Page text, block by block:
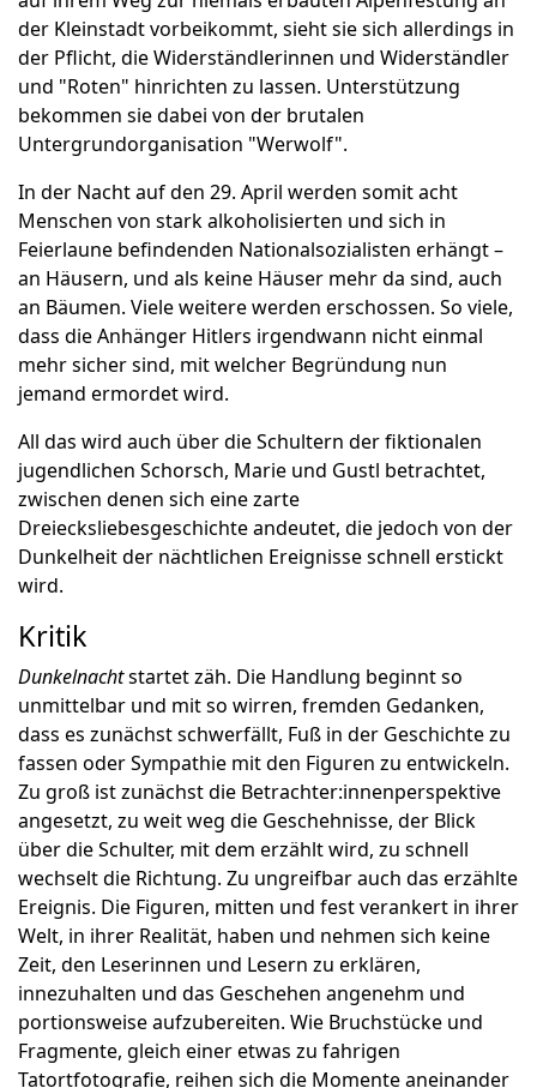
der Kleinstadt vorbeikommt, sieht sie sich allerdings in
der Pflicht, die Widerständlerinnen und Widerständler
und "Roten" hinrichten zu lassen. Unterstützung
bekommen sie dabei von der brutalen
Untergrundorganisation "Werwolf".
In der Nacht auf den 29. April werden somit acht
Menschen von stark alkoholisierten und sich in
Feierlaune befindenden Nationalsozialisten erhängt –
an Häusern, und als keine Häuser mehr da sind, auch
an Bäumen. Viele weitere werden erschossen. So viele,
dass die Anhänger Hitlers irgendwann nicht einmal
mehr sicher sind, mit welcher Begründung nun
jemand ermordet wird.
All das wird auch über die Schultern der fiktionalen
jugendlichen Schorsch, Marie und Gustl betrachtet,
zwischen denen sich eine zarte
Dreiecksliebesgeschichte andeutet, die jedoch von der
Dunkelheit der nächtlichen Ereignisse schnell erstickt
wird.
Kritik
Dunkelnachtstartet zäh. Die Handlung beginnt so
unmittelbar und mit so wirren, fremden Gedanken,
dass es zunächst schwerfällt, Fuß in der Geschichte zu
fassen oder Sympathie mit den Figuren zu entwickeln.
Zu groß ist zunächst die Betrachter:innenperspektive
angesetzt, zu weit weg die Geschehnisse, der Blick
über die Schulter, mit dem erzählt wird, zu schnell
wechselt die Richtung. Zu ungreifbar auch das erzählte
Ereignis. Die Figuren, mitten und fest verankert in ihrer
Welt, in ihrer Realität, haben und nehmen sich keine
Zeit, den Leserinnen und Lesern zu erklären,
innezuhalten und das Geschehen angenehm und
portionsweise aufzubereiten. Wie Bruchstücke und
Fragmente, gleich einer etwas zu fahrigen
Tatortfotografie, reihen sich die Momente aneinander